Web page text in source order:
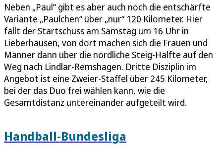
Neben „Paul“ gibt es aber auch noch die entschärfte
Variante „Paulchen“ über „nur“ 120 Kilometer. Hier
fällt der Startschuss am Samstag um 16 Uhr in
Lieberhausen, von dort machen sich die Frauen und
Männer dann über die nördliche Steig-Hälfte auf den
Weg nach Lindlar-Remshagen. Dritte Disziplin im
Angebot ist eine Zweier-Staffel über 245 Kilometer,
bei der das Duo frei wählen kann, wie die
Gesamtdistanz untereinander aufgeteilt wird.
Handball-Bundesliga